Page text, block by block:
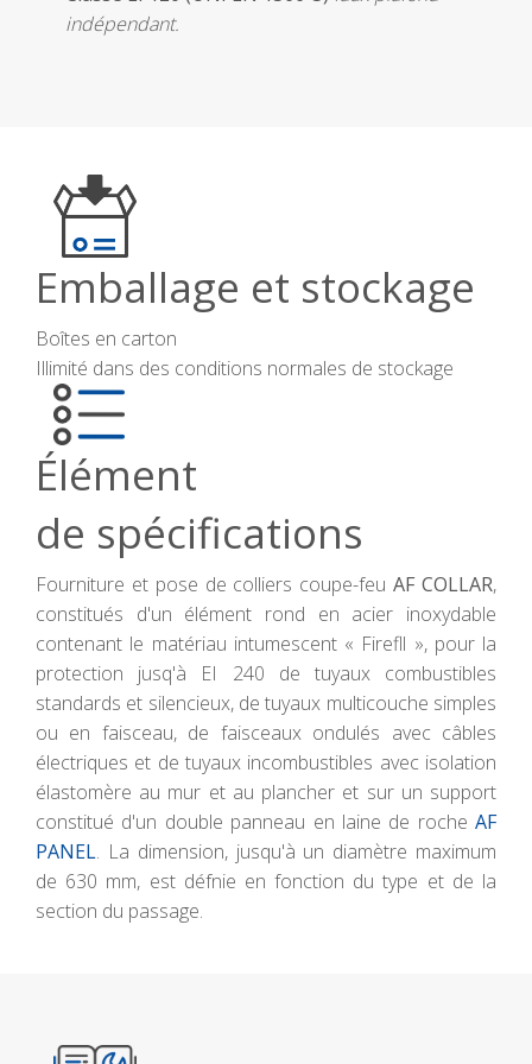
indépendant.
Emballage et stockage
Boîtes en carton
Illimité dans des conditions normales de stockage
Élément
de spécifications
Fourniture et pose de colliers coupe-feuAF COLLAR,
constitués d'un élément rond en acier inoxydable
contenant le matériau intumescent « Firefll », pour la
protection jusq'à EI 240 de tuyaux combustibles
standards et silencieux, de tuyaux multicouche simples
ou en faisceau, de faisceaux ondulés avec câbles
électriques et de tuyaux incombustibles avec isolation
élastomère au mur et au plancher et sur un support
constitué d'un double panneau en laine de roche AF
PANEL. La dimension, jusqu'à un diamètre maximum
de 630 mm, est défnie en fonction du type et de la
section du passage.